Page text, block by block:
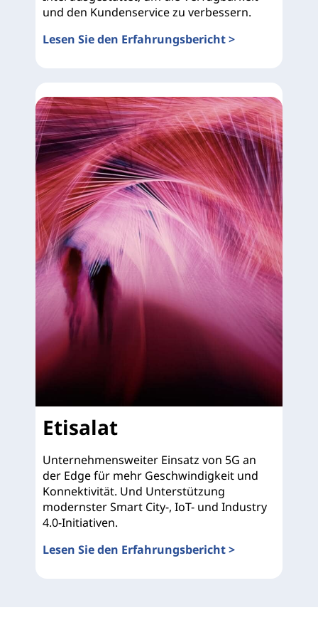
und den Kundenservice zu verbessern.
Lesen Sie den Erfahrungsbericht >
Etisalat
Unternehmensweiter Einsatz von 5G an
der Edge für mehr Geschwindigkeit und
Konnektivität. Und Unterstützung
modernster Smart City-, IoT- und Industry
4.0-Initiativen.
Lesen Sie den Erfahrungsbericht >